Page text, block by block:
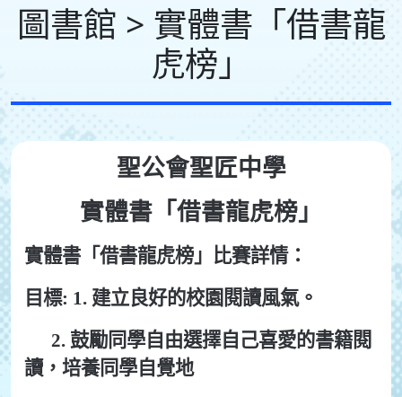
圖書館 > 實體書「借書龍
虎榜」
聖公會聖匠中學
實體書「借書龍虎榜」
實體書「借書龍虎榜」比賽詳情：
目標: 1. 建立良好的校園閱讀風氣。
2. 鼓勵同學自由選擇自己喜愛的書籍閱
讀，培養同學自覺地